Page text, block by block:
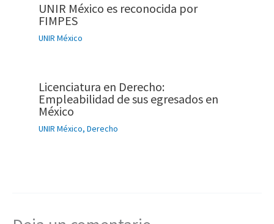
UNIR México es reconocida por
FIMPES
UNIR México
Licenciatura en Derecho:
Empleabilidad de sus egresados en
México
UNIR México, Derecho